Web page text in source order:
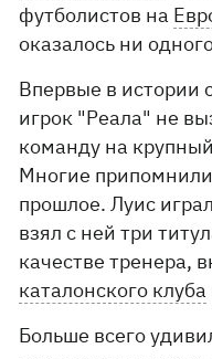
футболистов на
оказалось ни
Впервые в истории
игрок "Реала" не
команду на
Многие
прошлое. Луис
взял с ней три
качестве тренера,
каталонского клуба
Больше всего